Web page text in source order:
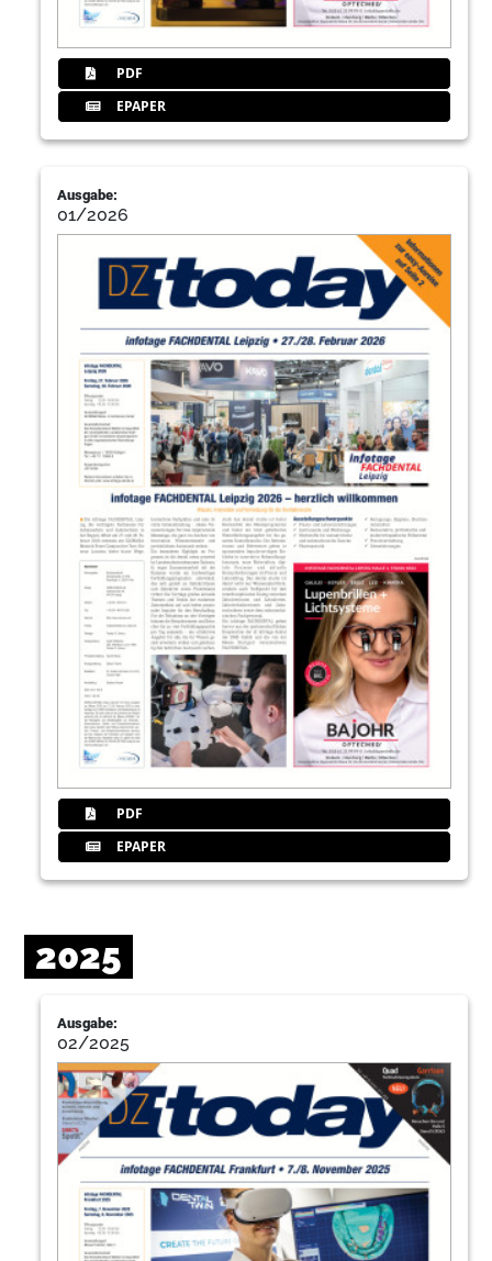
PDF
EPAPER
Ausgabe:
01/2026
PDF
EPAPER
2025
Ausgabe:
02/2025